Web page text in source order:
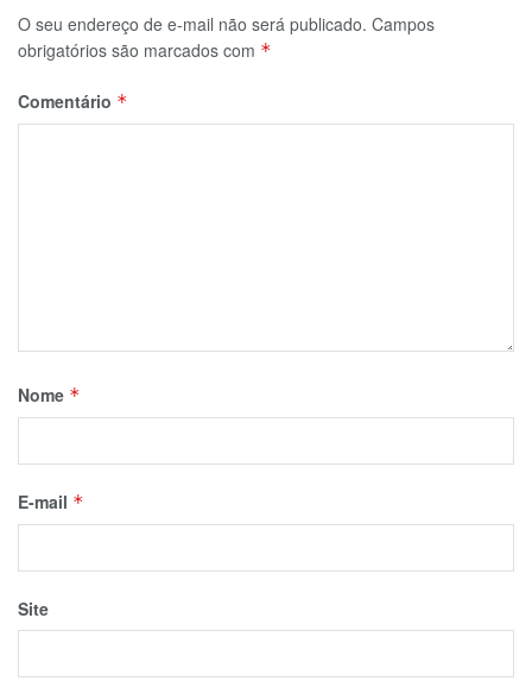
O seu endereço de e-mail não será publicado. Campos
obrigatórios são marcados com *
Comentário *
Nome *
E-mail *
Site